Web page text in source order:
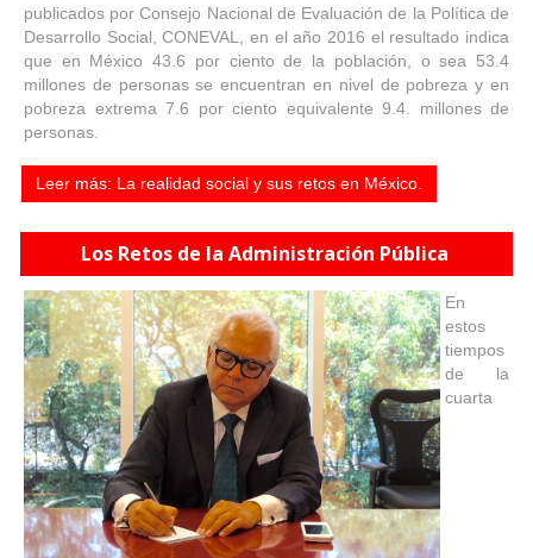
publicados por Consejo Nacional de Evaluación de la Política de
Desarrollo Social, CONEVAL, en el año 2016 el resultado indica
que en México 43.6 por ciento de la población, o sea 53.4
millones de personas se encuentran en nivel de pobreza y en
pobreza extrema 7.6 por ciento equivalente 9.4. millones de
personas.
Leer más: La realidad social y sus retos en México.
Los Retos de la Administración Pública
En
estos
tiempos
de la
cuarta